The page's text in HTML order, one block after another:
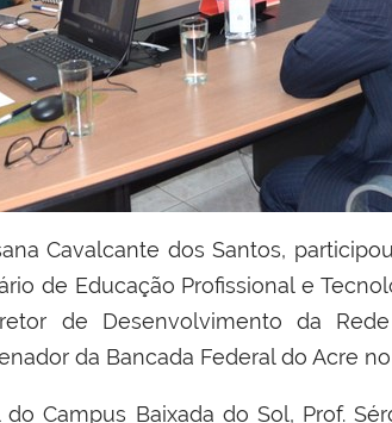
de Educação Profissional e
de Desenvolvimento da
da Bancada Federal do Acre
Campus Baixada do Sol, Prof.